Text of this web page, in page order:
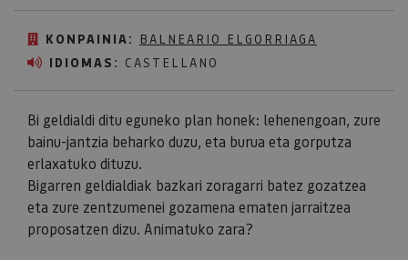
KONPAINIA: BALNEARIO ELGORRIAGA
IDIOMAS: CASTELLANO
Bi geldialdi ditu eguneko plan honek: lehenengoan, zure
bainu-jantzia beharko duzu, eta burua eta gorputza
erlaxatuko dituzu.
Bigarren geldialdiak bazkari zoragarri batez gozatzea
eta zure zentzumenei gozamena ematen jarraitzea
proposatzen dizu. Animatuko zara?